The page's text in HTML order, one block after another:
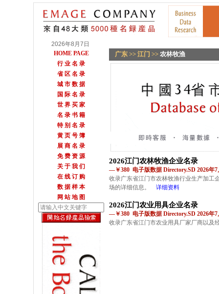
2026年8月7日
HOME PAGE
行 业 名 录
省 区 名 录
城 市 数 据
国 际 名 录
世 界 买 家
名 录 书 籍
特 别 名 录
黄 页 号 簿
展 商 名 录
免 费 资 源
关 于 我 们
在 线 订 购
数 据 样 本
网 站 地 图
广东 >> 江门 >> 农林牧渔
2026江门农林牧渔企业名录
—￥380 电子版数据 Directory.SD 2026年7
收录广东省江门市农林牧渔行业生产加工
场的详细信息。
详细资料
2026江门农业用具企业名录
—￥380 电子版数据 Directory.SD 2026年7
收录广东省江门市农业用具厂家厂商以及